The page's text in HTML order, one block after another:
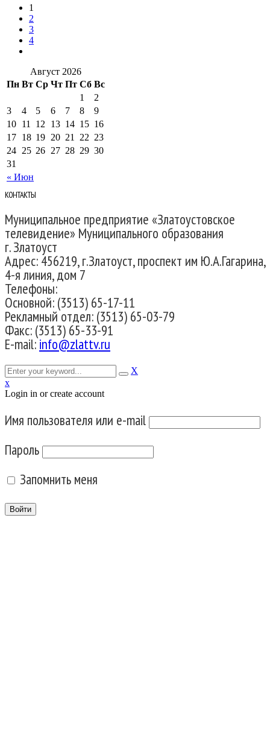
1
2
3
4
Август 2026
Пн Вт Ср Чт Пт Сб Вс
« Июн
1
2
3
4 5 6 7 8
9
10 11 12 13 14 15 16
17 18 19 20 21 22 23
24 25 26 27 28 29 30
31
КОНТАКТЫ
Муниципальное предприятие «Златоустовское
телевидение» Муниципального образования
г. Златоуст
Адрес: 456219, г.Златоуст, проспект им Ю.А.Гагарина,
4-я линия, дом 7
Телефоны:
Основной: (3513) 65-17-11
Рекламный отдел: (3513) 65-03-79
Факс: (3513) 65-33-91
E-mail:info@zlattv.ru
X
x
Login in or create account
Имя пользователя или e-mail
Пароль
Запомнить меня